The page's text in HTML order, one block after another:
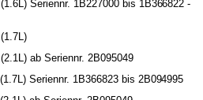
Seriennr. 1B227000 bis 1B366822 -
ab Seriennr. 2B095049
Seriennr. 1B366823 bis 2B094995